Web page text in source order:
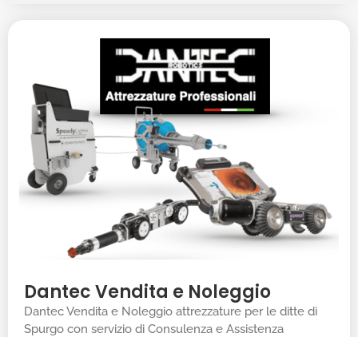
Dantec Vendita e Noleggio
Dantec Vendita e Noleggio attrezzature per le ditte di
Spurgo con servizio di Consulenza e Assistenza